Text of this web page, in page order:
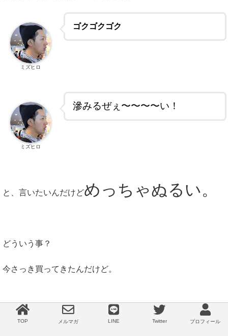
ゴクゴクゴク
ミズヒロ
滲みるぜぇ〜〜〜〜い！
ミズヒロ
と、言いたいんだけどめっちゃぬるい。
どういう事？
今さっき買ってきたんだけど。
全然しみない。
TOP メルマガ LINE Twitter プロフィール